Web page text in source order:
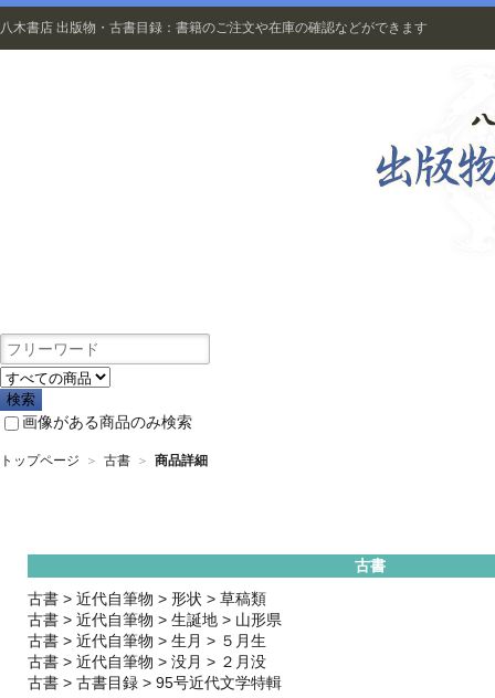
八木書店 出版物・古書目録：書籍のご注文や在庫の確認などができます
画像がある商品のみ検索
トップページ ＞ 古書 ＞ 商品詳細
古書
古書 > 近代自筆物 > 形状 > 草稿類
古書 > 近代自筆物 > 生誕地 > 山形県
古書 > 近代自筆物 > 生月 > ５月生
古書 > 近代自筆物 > 没月 > ２月没
古書 > 古書目録 > 95号近代文学特輯